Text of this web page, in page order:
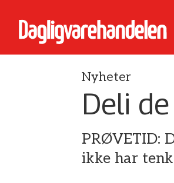
Nyheter
Deli
PRØVETID:
ikke har